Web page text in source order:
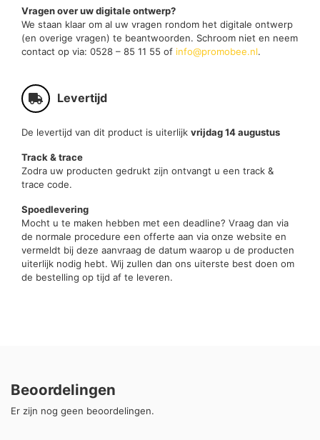
Vragen over uw digitale ontwerp?
We staan klaar om al uw vragen rondom het digitale ontwerp
(en overige vragen) te beantwoorden. Schroom niet en neem
contact op via: 0528 – 85 11 55 of info@promobee.nl.
Levertijd
De levertijd van dit product is uiterlijk vrijdag 14 augustus
Track & trace
Zodra uw producten gedrukt zijn ontvangt u een track &
trace code.
Spoedlevering
Mocht u te maken hebben met een deadline? Vraag dan via
de normale procedure een offerte aan via onze website en
vermeldt bij deze aanvraag de datum waarop u de producten
uiterlijk nodig hebt. Wij zullen dan ons uiterste best doen om
de bestelling op tijd af te leveren.
Beoordelingen
Er zijn nog geen beoordelingen.